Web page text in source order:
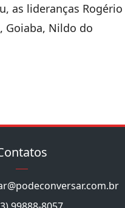
as lideranças Rogério
Goiaba, Nildo do